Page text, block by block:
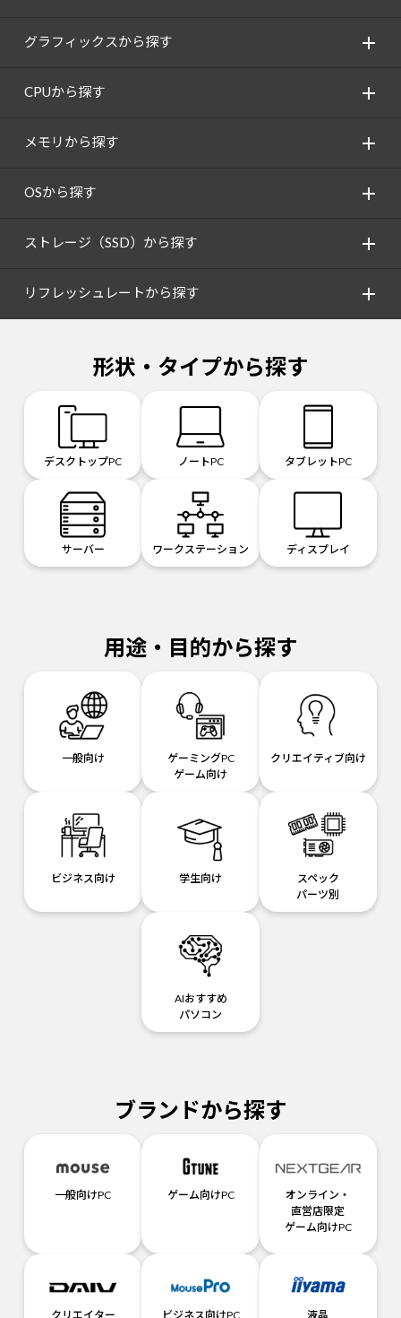
グラフィックスから探す
CPUから探す
メモリから探す
OSから探す
ストレージ（SSD）から探す
リフレッシュレートから探す
形状・タイプから探す
デスクトップPC ノートPC タブレットPC
サーバー ワークステーション ディスプレイ
用途・目的から探す
一般向け
ゲーミングPC
ゲーム向け
クリエイティブ向け
ビジネス向け 学生向け
スペック
パーツ別
AIおすすめ
パソコン
ブランドから探す
一般向けPC ゲーム向けPC
オンライン・
直営店限定
ゲーム向けPC
クリエイター ビジネス向けPC 液晶